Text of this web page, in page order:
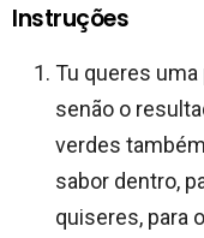
Instruções
Tu queres uma
senão o
verdes
sabor dentro,
quiseres, para